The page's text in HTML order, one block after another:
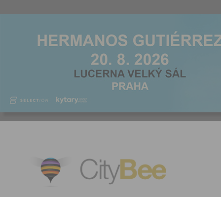
CityBee